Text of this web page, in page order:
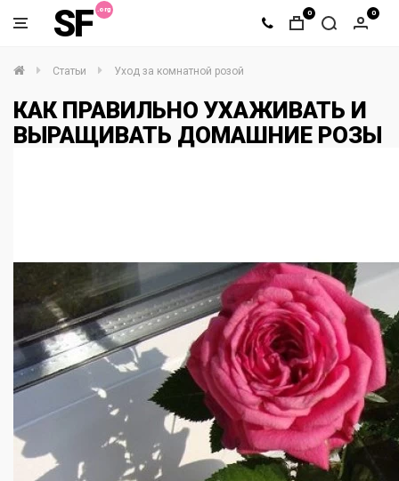
SF 0 0
Статьи Уход за комнатной розой
КАК ПРАВИЛЬНО УХАЖИВАТЬ И
ВЫРАЩИВАТЬ ДОМАШНИЕ РОЗЫ